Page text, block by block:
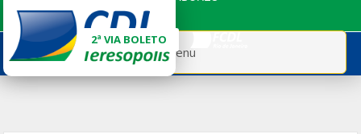
para
conteúdo
2ª VIA BOLETO
Menu